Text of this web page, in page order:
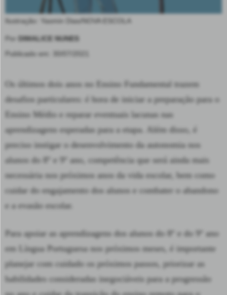
Ilustração: Yasmin Dias/NOVA ESCOLA
Por
DIMALICE NUNES
Publicado em: 30/07/2021
Os últimos dois anos no Ensino Fundamental trazem
desafios particulares: é hora de iniciar a preparação para o
Ensino Médio e reparar eventuais lacunas nas
aprendizagens esperadas para a etapa. Além disso, é
preciso instigar o desenvolvimento da autonomia nos
alunos do 8º e 9º ano, competência que será ainda mais
necessária nos próximos anos da vida escolar, bem como
cuidar do engajamento dos alunos e combater o abandono
e a evasão escolar.
Para apoiar as aprendizagens dos alunos do 8º e do 9º ano
em Língua Portuguesa nos próximos meses, é importante
planejar com cuidado os próximos passos, priorizar as
habilidades consideradas inegociáveis para a progressão